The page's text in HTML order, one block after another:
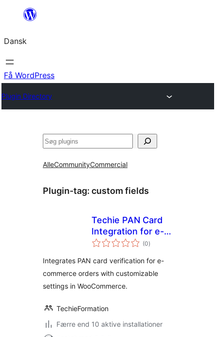
Spring
indhold
Dansk
Få WordPress
Plugin Directory
Søg
AlleCommunityCommercial
Plugin-tag: custom fields
Techie PAN Card
Integration for e-
Shops
(0totale
bedømmelser
)
Integrates PAN card verification for e-
commerce orders with customizable
settings in WooCommerce.
TechieFormation
Færre end 10 aktive installationer